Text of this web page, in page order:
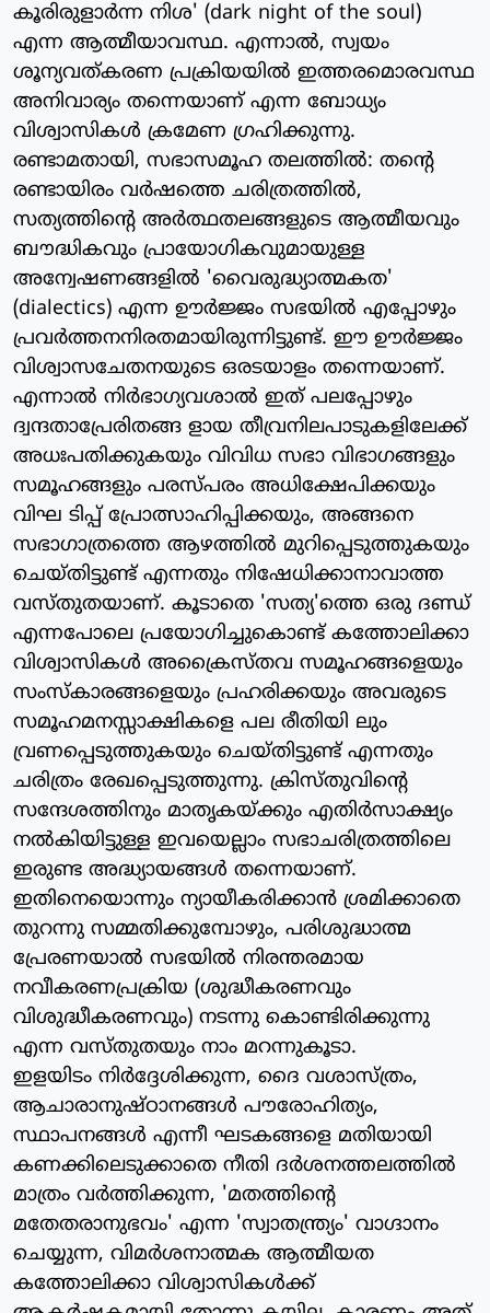
കൂരിരുളാര്‍ന്ന നിശ' (dark night of the soul)
എന്ന ആത്മീയാവസ്ഥ. എന്നാല്‍, സ്വയം
ശൂന്യവത്കരണ പ്രക്രിയയില്‍ ഇത്തരമൊരവസ്ഥ
അനിവാര്യം തന്നെയാണ് എന്ന ബോധ്യം
വിശ്വാസികള്‍ ക്രമേണ ഗ്രഹിക്കുന്നു.
രണ്ടാമതായി, സഭാസമൂഹ തലത്തില്‍: തന്റെ
രണ്ടായിരം വര്‍ഷത്തെ ചരിത്രത്തില്‍,
സത്യത്തിന്റെ അര്‍ത്ഥതലങ്ങളുടെ ആത്മീയവും
ബൗദ്ധികവും പ്രായോഗികവുമായുള്ള
അന്വേഷണങ്ങളില്‍ 'വൈരുദ്ധ്യാത്മകത'
(dialectics) എന്ന ഊര്‍ജ്ജം സഭയില്‍ എപ്പോഴും
പ്രവര്‍ത്തനനിരതമായിരുന്നിട്ടുണ്ട്. ഈ ഊര്‍ജ്ജം
വിശ്വാസചേതനയുടെ ഒരടയാളം തന്നെയാണ്.
എന്നാല്‍ നിര്‍ഭാഗ്യവശാല്‍ ഇത് പലപ്പോഴും
ദ്വന്ദതാപ്രേരിതങ്ങ ളായ തീവ്രനിലപാടുകളിലേക്ക്
അധഃപതിക്കുകയും വിവിധ സഭാ വിഭാഗങ്ങളും
സമൂഹങ്ങളും പരസ്പരം അധിക്ഷേപിക്കയും
വിഘ ടിപ്പ് പ്രോത്സാഹിപ്പിക്കയും, അങ്ങനെ
സഭാഗാത്രത്തെ ആഴത്തില്‍ മുറിപ്പെടുത്തുകയും
ചെയ്തിട്ടുണ്ട് എന്നതും നിഷേധിക്കാനാവാത്ത
വസ്തുതയാണ്. കൂടാതെ 'സത്യ'ത്തെ ഒരു ദണ്ഡ്
എന്നപോലെ പ്രയോഗിച്ചുകൊണ്ട് കത്തോലിക്കാ
വിശ്വാസികള്‍ അക്രൈസ്തവ സമൂഹങ്ങളെയും
സംസ്‌കാരങ്ങളെയും പ്രഹരിക്കയും അവരുടെ
സമൂഹമനസ്സാക്ഷികളെ പല രീതിയി ലും
വ്രണപ്പെടുത്തുകയും ചെയ്തിട്ടുണ്ട് എന്നതും
ചരിത്രം രേഖപ്പെടുത്തുന്നു. ക്രിസ്തുവിന്റെ
സന്ദേശത്തിനും മാതൃകയ്ക്കും എതിര്‍സാക്ഷ്യം
നല്‍കിയിട്ടുള്ള ഇവയെല്ലാം സഭാചരിത്രത്തിലെ
ഇരുണ്ട അദ്ധ്യായങ്ങള്‍ തന്നെയാണ്.
ഇതിനെയൊന്നും ന്യായീകരിക്കാന്‍ ശ്രമിക്കാതെ
തുറന്നു സമ്മതിക്കുമ്പോഴും, പരിശുദ്ധാത്മ
പ്രേരണയാല്‍ സഭയില്‍ നിരന്തരമായ
നവീകരണപ്രക്രിയ (ശുദ്ധീകരണവും
വിശുദ്ധീകരണവും) നടന്നു കൊണ്ടിരിക്കുന്നു
എന്ന വസ്തുതയും നാം മറന്നുകൂടാ.
ഇളയിടം നിര്‍ദ്ദേശിക്കുന്ന, ദൈ വശാസ്ത്രം,
ആചാരാനുഷ്ഠാനങ്ങള്‍ പൗരോഹിത്യം,
സ്ഥാപനങ്ങള്‍ എന്നീ ഘടകങ്ങളെ മതിയായി
കണക്കിലെടുക്കാതെ നീതി ദര്‍ശനത്തലത്തില്‍
മാത്രം വര്‍ത്തിക്കുന്ന, 'മതത്തിന്റെ
മതേതരാനുഭവം' എന്ന 'സ്വാതന്ത്ര്യം' വാഗ്ദാനം
ചെയ്യുന്ന, വിമര്‍ശനാത്മക ആത്മീയത
കത്തോലിക്കാ വിശ്വാസികള്‍ക്ക്